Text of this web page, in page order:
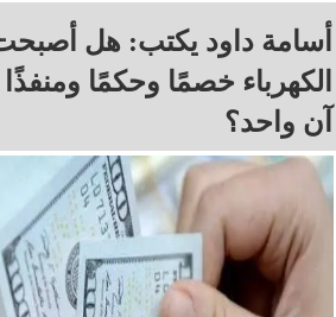
أسامة داود يكتب: هل
الكهرباء خصمًا وحكمًا
آن واحد؟